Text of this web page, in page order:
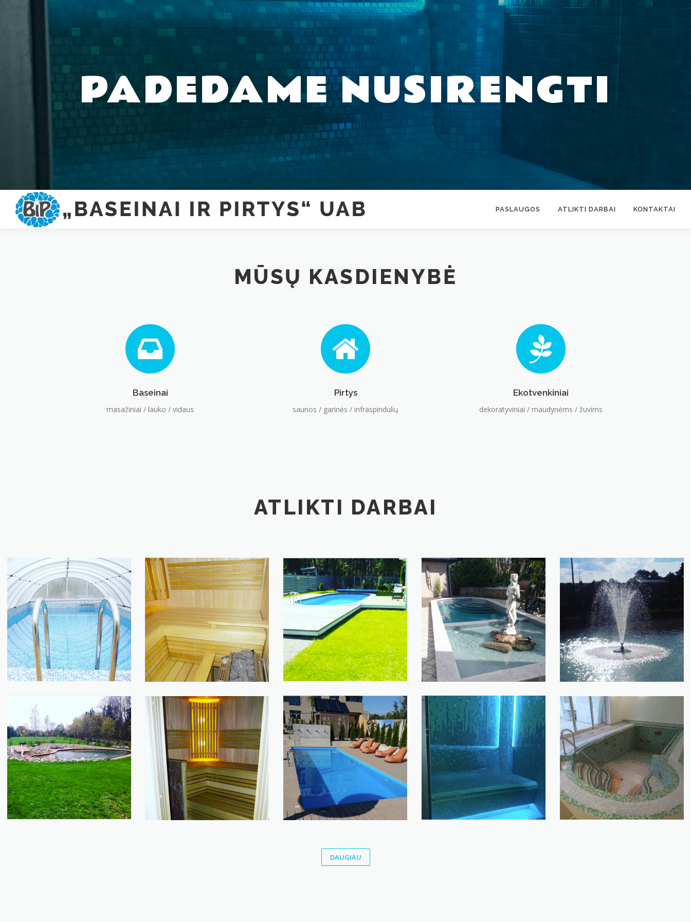
Skip to content
PADEDAME NUSIRENGTI
PASLAUGOS ATLIKTI DARBAI KONTAKTAI
MŪSŲ KASDIENYBĖ
Baseinai
masažiniai / lauko / vidaus
Pirtys
saunos / garinės / infraspindulių
Ekotvenkiniai
dekoratyviniai / maudynėms / žuvims
ATLIKTI DARBAI
DAUGIAU